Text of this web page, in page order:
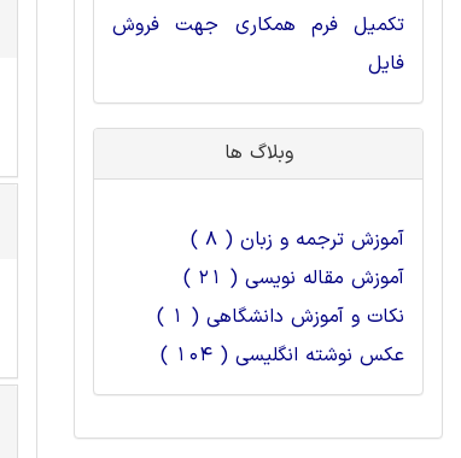
تکمیل فرم همکاری جهت فروش
فایل
وبلاگ ها
آموزش ترجمه و زبان ( 8 )
آموزش مقاله نویسی ( 21 )
نکات و آموزش دانشگاهی ( 1 )
عکس نوشته انگلیسی ( 104 )